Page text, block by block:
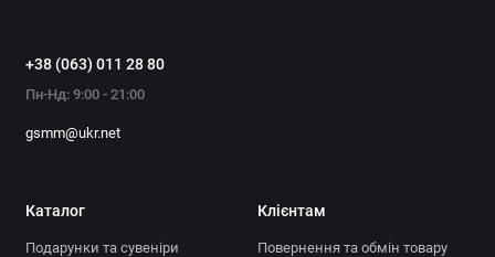
+38 (063) 011 28 80
Пн-Нд: 9:00 - 21:00
gsmm@ukr.net
Каталог
Подарунки та сувеніри
Клієнтам
Повернення та обмін товару